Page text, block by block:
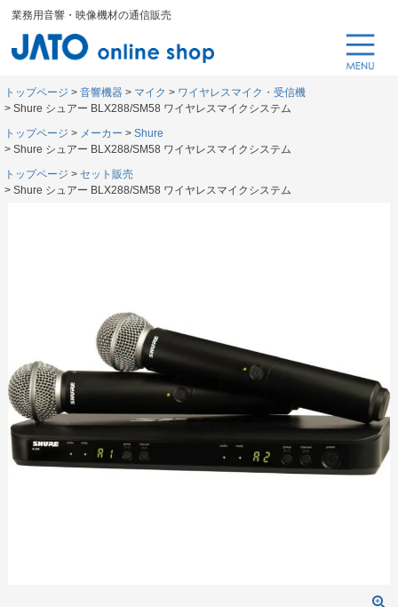
業務用音響・映像機材の通信販売
トップページ 音響機器 マイク
ワイヤレスマイク・受信機
Shure シュアー BLX288/SM58 ワイヤレスマイクシステム
トップページ
メーカー
Shure
Shure シュアー BLX288/SM58 ワイヤレスマイクシステム
トップページ
セット販売
Shure シュアー BLX288/SM58 ワイヤレスマイクシステム